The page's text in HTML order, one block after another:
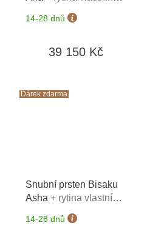
textu na oba prsteny*
14-28 dnů
39 150 Kč
Dárek zdarma
Snubní prsten Bisaku
Asha + rytina vlastního
textu na oba prsteny*
14-28 dnů